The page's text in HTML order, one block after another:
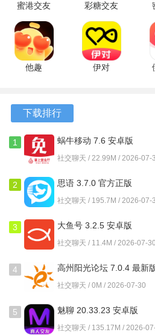
用户不仅可以追番，还能在社区
交流，分享自己的见解和推荐，
4、定期更新的内容库
软件功能
1、支持一键追新番，用户可通过
确保不错过任何一部作品。
2、进度管理功能能够自动记忆用
提供提醒，方便用户随时追剧。
3、离线缓存功能让用户能够在没
缓存的番剧，适合在公交、地铁等
4、补旧番功能通过兴趣分类，帮
作品，避免片荒的烦恼。
5、提供官方链接，确保用户观看
审核的正版内容，保障观看体验。
蜜港交友
安卓版
彩糖交友
安卓版
他趣
伊对
下载排行
1 蜗牛移动 7.6 安卓版
社交聊天 / 22.99M / 2026-07-
2 思语 3.7.0 官方正版
社交聊天 / 195.7M / 2026-07-
3 大鱼号 3.2.5 安卓版
社交聊天 / 11.4M / 2026-07-30
4 高州阳光论坛 7.0.4 最新
社交聊天 / 0M / 2026-07-30
5 魅聊 20.33.23 安卓版
社交聊天 / 135.17M / 2026-